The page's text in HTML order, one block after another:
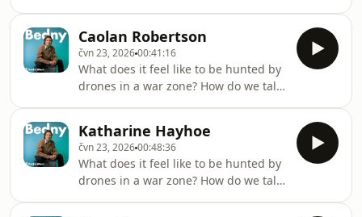
seeing Earth from space? These are
just some of the questions explored in
the original English-language
interviews from the Bedny series,
which we are now making available in
their full, unedited form.Všechny díly
podcastu Bedny můžete pohodlně
posloucha
Caolan Robertson
čvn 23, 202600:41:16
What does it feel like to be hunted by
drones in a war zone? How do we talk
seeing Earth from space? These are
just some of the questions explored in
the original English-language
interviews from the Bedny series,
which we are now making available in
Katharine Hayhoe
čvn 23, 202600:48:36
What does it feel like to be hunted by
drones in a war zone? How do we talk